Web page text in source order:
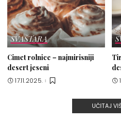
SVAŠTARA
Cimet rolnice – najmirisniji
desert jeseni
17.11.2025.
UČITAJ